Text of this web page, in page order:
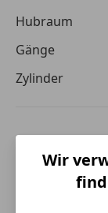
Hubraum
Gänge
Zylinder
Wir